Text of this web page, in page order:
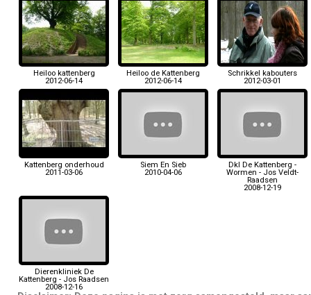
Heiloo kattenberg
2012-06-14
Heiloo de Kattenberg
2012-06-14
Schrikkel kabouters
2012-03-01
Kattenberg onderhoud
2011-03-06
Siem En Sieb
2010-04-06
Dkl De Kattenberg -
Wormen - Jos Veldt-
Raadsen
2008-12-19
Dierenkliniek De
Kattenberg - Jos Raadsen
2008-12-16